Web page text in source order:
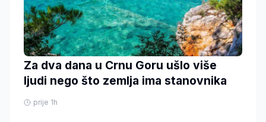
Za dva dana u Crnu Goru ušlo više
ljudi nego što zemlja ima stanovnika
prije 1h